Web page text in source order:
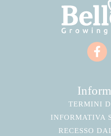
TERMINI
INFORMATIVA
RECESSO